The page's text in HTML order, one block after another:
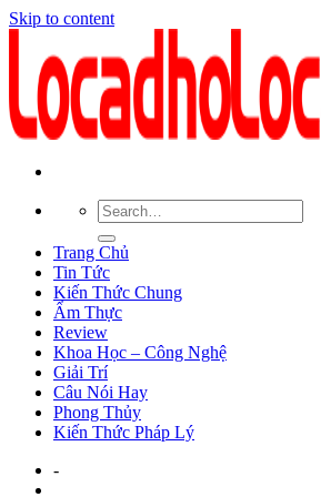
Skip to content
Trang Chủ
Tin Tức
Kiến Thức Chung
Ẩm Thực
Review
Khoa Học – Công Nghệ
Giải Trí
Câu Nói Hay
Phong Thủy
Kiến Thức Pháp Lý
-